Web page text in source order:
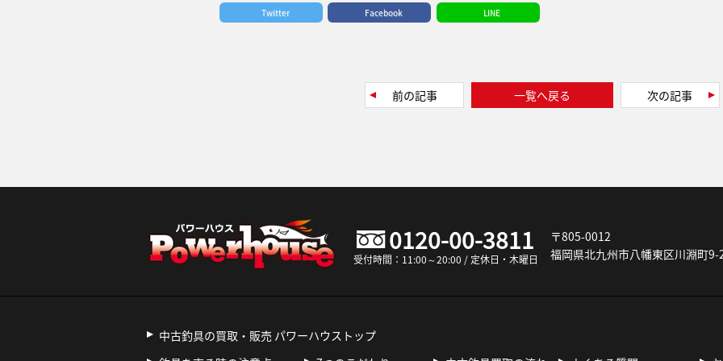
Twitter Facebook LINE
前の記事 一覧へ戻る 次の記事
0120-00-3811
受付時間：11:00～20:00 / 定休日・木曜日
〒805-0012
福岡県北九州市八幡東区川淵町9-
中古釣具の買取・販売 パワーハウストップ